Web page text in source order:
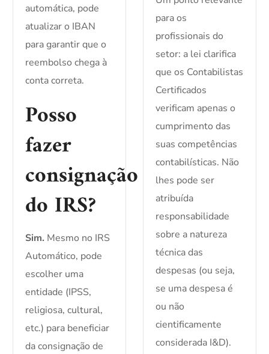
automática, pode
atualizar o IBAN
para garantir que o
reembolso chega à
conta correta.
Posso
fazer
consignação
do IRS?
Sim. Mesmo no IRS
Automático, pode
escolher uma
entidade (IPSS,
religiosa, cultural,
etc.) para beneficiar
da consignação de
para os
profissionais do
setor: a lei clarifica
que os Contabilistas
Certificados
verificam apenas o
cumprimento das
suas competências
contabilísticas. Não
lhes pode ser
atribuída
responsabilidade
sobre a natureza
técnica das
despesas (ou seja,
se uma despesa é
ou não
cientificamente
considerada I&D).